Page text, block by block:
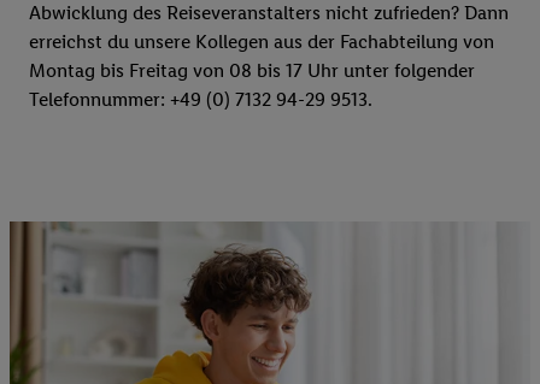
Abwicklung des Reiseveranstalters nicht zufrieden? Dann
erreichst du unsere Kollegen aus der Fachabteilung von
Montag bis Freitag von 08 bis 17 Uhr unter folgender
Telefonnummer: +49 (0) 7132 94-29 9513.